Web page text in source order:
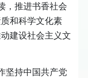
，推进书香社会
和科学文化素
建设社会主义文
坚持中国共产党